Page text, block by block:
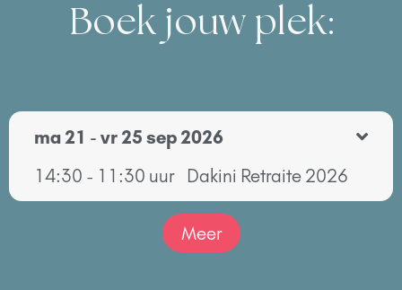
Boek jouw plek:
ma 21 - vr 25 sep 2026
14:30 - 11:30 uur
Dakini Retraite 2026
Meer